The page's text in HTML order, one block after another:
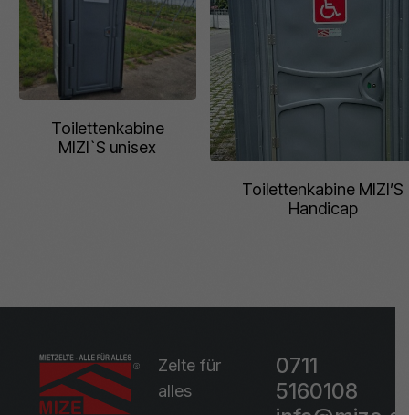
Toilettenkabine
MIZI`S unisex
Toilettenkabine MIZI’S
Handicap
Zelte für
alles
0711
5160108